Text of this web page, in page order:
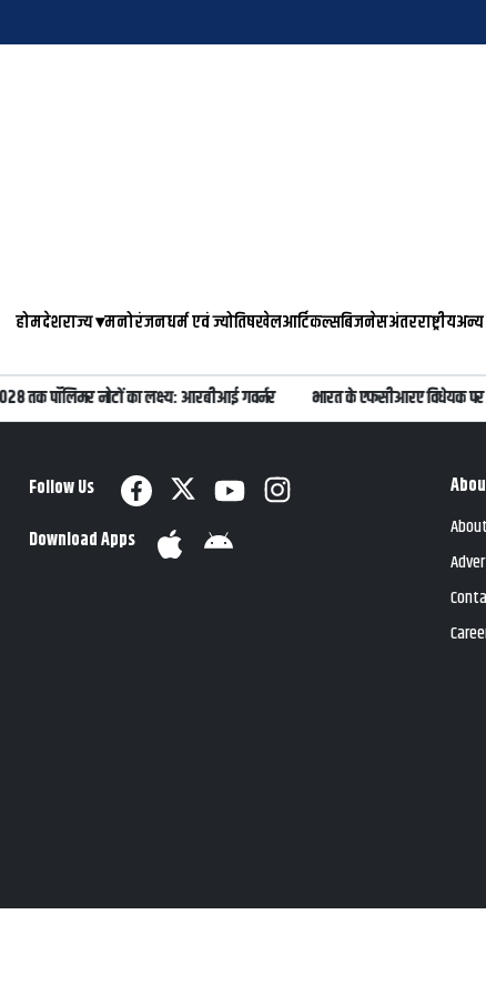
होमदेशराज्य▾मनोरंजनधर्म एवं ज्योतिषखेलआर्टिकल्सबिजनेसअंतरराष्ट्रीयअन्य
तक पॉलिमर नोटों का लक्ष्य: आरबीआई गवर्नर भारत के एफसीआरए विधेयक पर
Follow Us
Download Apps